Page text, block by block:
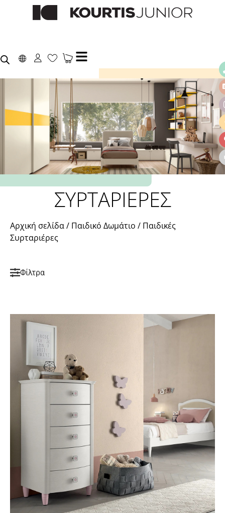
ΣΥΡΤΑΡΙΕΡΕΣ
Αρχική σελίδα/ Παιδικό Δωμάτιο / Παιδικές
Συρταριέρες
Φίλτρα